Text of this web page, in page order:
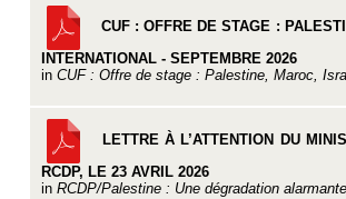
CUF : OFFRE DE STAGE :
INTERNATIONAL - SEPTEMBRE 2026
in CUF : Offre de stage : Palestine, Maroc,
LETTRE À L’ATTENTION DU
RCDP, LE 23 AVRIL 2026
in RCDP/Palestine : Une dégradation